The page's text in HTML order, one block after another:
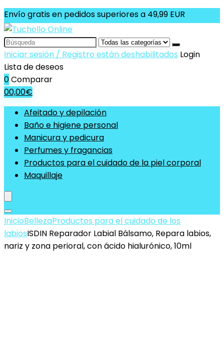
Envío gratis en pedidos superiores a 49,99 EUR
Search
for:
Iniciar sesión / Registro están deshabilitados Login
Lista de deseos
0Comparar
00,00€
Afeitado y depilación
Baño e higiene personal
Manicura y pedicura
Perfumes y fragancias
Productos para el cuidado de la piel corporal
Maquillaje
InicioBellezaProductos para el cuidado de los
labiosISDIN Reparador Labial Bálsamo, Repara labios,
nariz y zona perioral, con ácido hialurónico, 10ml